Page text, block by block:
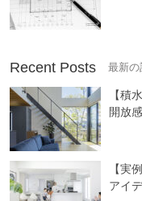
Recent Posts
【積
開放
【実
アイ